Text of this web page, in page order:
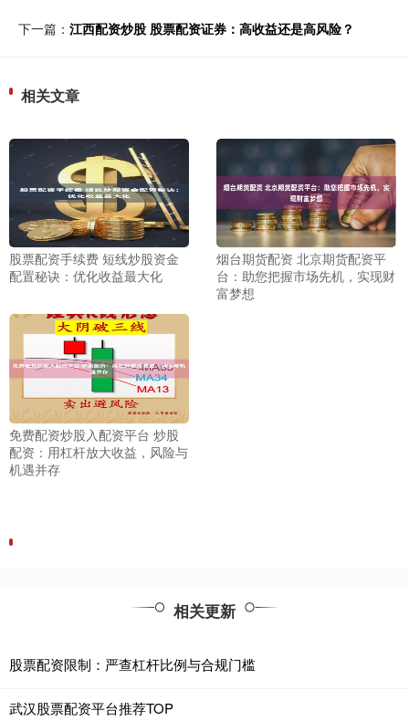
下一篇： 江西配资炒股 股票配资证券：高收益还是高风险？
相关文章
股票配资手续费 短线炒股资金
配置秘诀：优化收益最大化
烟台期货配资 北京期货配资平
台：助您把握市场先机，实现财
富梦想
免费配资炒股入配资平台 炒股
配资：用杠杆放大收益，风险与
机遇并存
相关更新
股票配资限制：严查杠杆比例与合规门槛
武汉股票配资平台推荐TOP